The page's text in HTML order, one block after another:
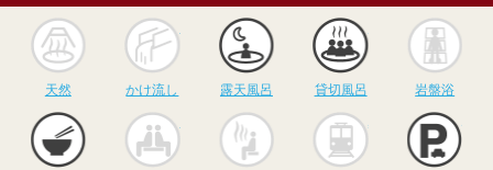
天然
かけ流し
かけ流し
露天風呂
露天風呂
貸切風呂
貸切風呂 岩盤浴
サウナ